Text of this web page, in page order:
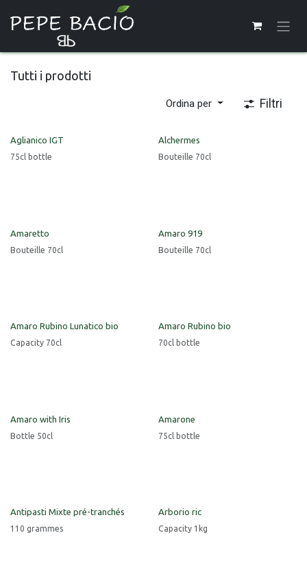
Tutti i prodotti
Ordina per Filtri
Aglianico IGT
75cl bottle
Alchermes
Bouteille 70cl
Amaretto
Bouteille 70cl
Amaro 919
Bouteille 70cl
Amaro Rubino Lunatico bio
Capacity 70cl
Amaro Rubino bio
70cl bottle
Amaro with Iris
Bottle 50cl
Amarone
75cl bottle
Antipasti Mixte pré-tranchés
110 grammes
Arborio ric
Capacity 1kg